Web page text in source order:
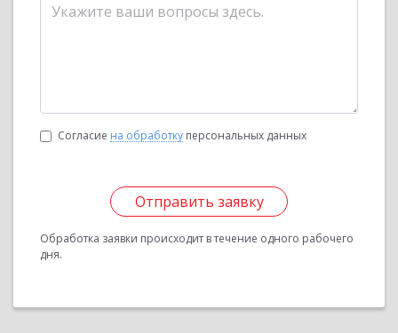
Согласие на обработку персональных данных
Отправить заявку
Обработка заявки происходит в течение одного рабочего
дня.